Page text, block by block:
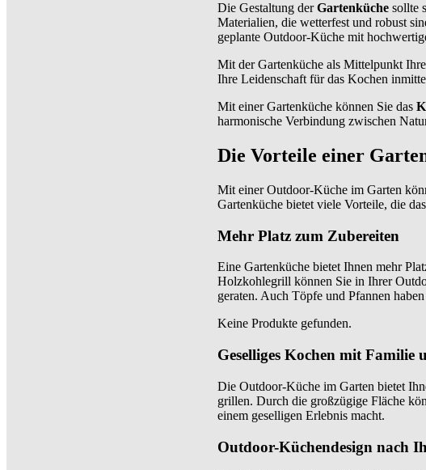
Die Gestaltung derGartenküche sollte
Materialien, die wetterfest und robust
geplante Outdoor-Küche mit
Mit der Gartenküche als Mittelpunkt
Ihre Leidenschaft für das Kochen
Mit einer Gartenküche können Sie das
harmonische Verbindung zwischen
Die Vorteile einer
Mit einer Outdoor-Küche im Garten
Gartenküche bietet viele Vorteile, die das
Mehr Platz zum Zubereiten
Eine Gartenküche bietet Ihnen mehr
Holzkohlegrill können Sie in Ihrer
geraten. Auch Töpfe und Pfannen
Keine Produkte gefunden.
Geselliges Kochen mit Familie
Die Outdoor-Küche im Garten bietet
grillen. Durch die großzügige Fläche
einem geselligen Erlebnis macht.
Outdoor-Küchendesign nach